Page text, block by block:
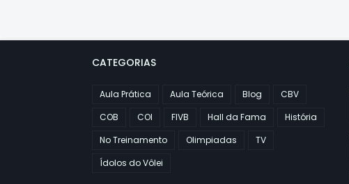
CATEGORIAS
Aula Prática Aula Teórica Blog
CBV
COB
COI FIVB Hall da Fama
História
No Treinamento
Olimpiadas
TV
Ídolos do Vôlei